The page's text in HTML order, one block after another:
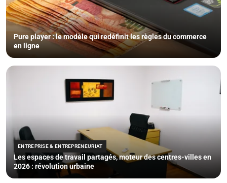
Pure player : le modèle qui redéfinit les règles du commerce
en ligne
ENTREPRISE & ENTREPRENEURIAT
Les espaces de travail partagés, moteur des centres-villes en
2026 : révolution urbaine